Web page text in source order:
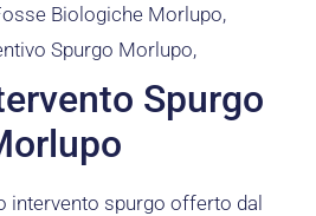
Biologiche Morlupo,
Spurgo Morlupo,
Spurgo
intervento spurgo offerto dal